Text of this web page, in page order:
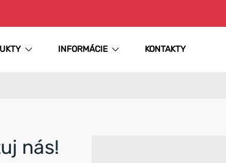
INFORMÁCIE KONTAKTY
nás!